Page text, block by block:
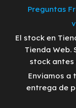
Preguntas
El stock en
Tienda Web.
stock antes
Enviamos a
entrega de